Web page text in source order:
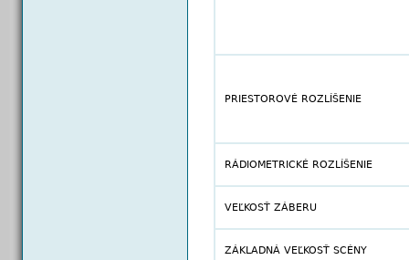
PRIESTOROVÉ ROZLÍŠENIE
RÁDIOMETRICKÉ ROZLÍŠENIE
VEĽKOSŤ ZÁBERU
ZÁKLADNÁ VEĽKOSŤ SCÉNY